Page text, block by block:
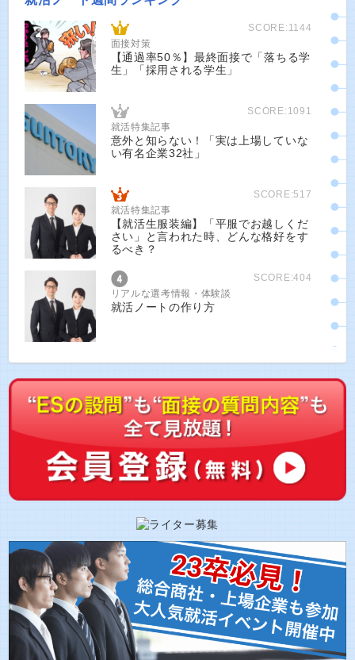
SCORE:1144
面接対策
【通過率50％】最終面接で「落ちる学
生」「採用される学生」
SCORE:1091
就活特集記事
意外と知らない！「実は上場していな
い有名企業32社」
SCORE:517
就活特集記事
【就活生服装編】「平服でお越しくだ
さい」と言われた時、どんな格好をす
るべき？
SCORE:404
リアルな選考情報・体験談
就活ノートの作り方